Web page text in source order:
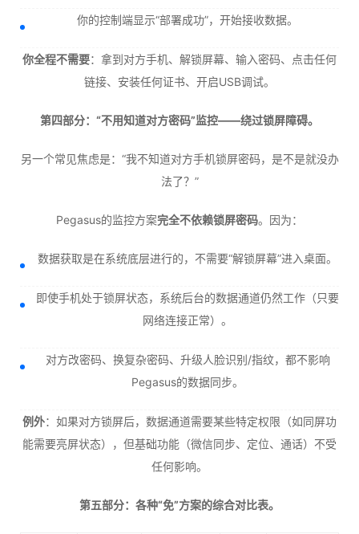
你的控制端显示“部署成功”，开始接收数据。
你全程不需要：拿到对方手机、解锁屏幕、输入密码、点击任何
链接、安装任何证书、开启USB调试。
第四部分：“不用知道对方密码”监控——绕过锁屏障碍。
另一个常见焦虑是：“我不知道对方手机锁屏密码，是不是就没办
法了？”
Pegasus的监控方案完全不依赖锁屏密码。因为：
数据获取是在系统底层进行的，不需要“解锁屏幕”进入桌面。
即使手机处于锁屏状态，系统后台的数据通道仍然工作（只要
网络连接正常）。
对方改密码、换复杂密码、升级人脸识别/指纹，都不影响
Pegasus的数据同步。
例外：如果对方锁屏后，数据通道需要某些特定权限（如同屏功
能需要亮屏状态），但基础功能（微信同步、定位、通话）不受
任何影响。
第五部分：各种“免”方案的综合对比表。